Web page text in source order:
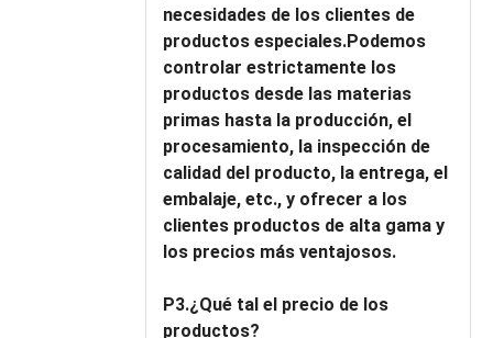
necesidades de los clientes de
productos especiales.Podemos
controlar estrictamente los
productos desde las materias
primas hasta la producción, el
procesamiento, la inspección de
calidad del producto, la entrega, el
embalaje, etc., y ofrecer a los
clientes productos de alta gama y
los precios más ventajosos.
P3.¿Qué tal el precio de los
productos?